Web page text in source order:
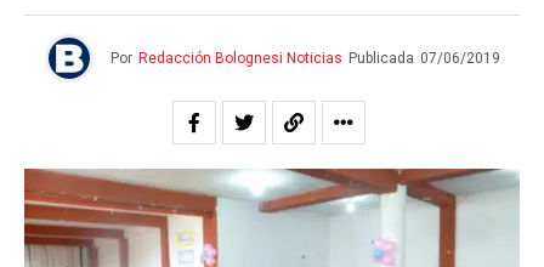
Por Redacción Bolognesi Noticias Publicada 07/06/2019